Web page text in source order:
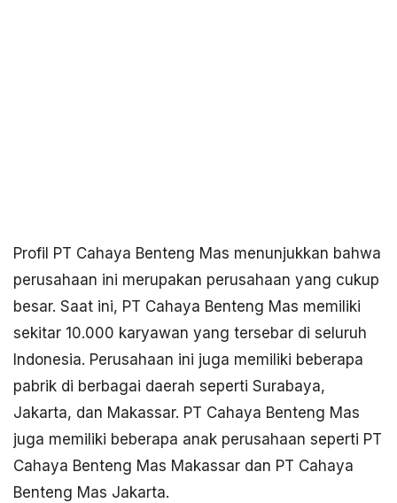
Profil PT Cahaya Benteng Mas menunjukkan bahwa
perusahaan ini merupakan perusahaan yang cukup
besar. Saat ini, PT Cahaya Benteng Mas memiliki
sekitar 10.000 karyawan yang tersebar di seluruh
Indonesia. Perusahaan ini juga memiliki beberapa
pabrik di berbagai daerah seperti Surabaya,
Jakarta, dan Makassar. PT Cahaya Benteng Mas
juga memiliki beberapa anak perusahaan seperti PT
Cahaya Benteng Mas Makassar dan PT Cahaya
Benteng Mas Jakarta.